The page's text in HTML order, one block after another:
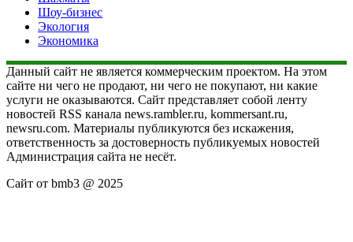
Шоу-бизнес
Экология
Экономика
Данный сайт не является коммерческим проектом. На этом
сайте ни чего не продают, ни чего не покупают, ни какие
услуги не оказываются. Сайт представляет собой ленту
новостей RSS канала news.rambler.ru, kommersant.ru,
newsru.com. Материалы публикуются без искажения,
ответственность за достоверность публикуемых новостей
Администрация сайта не несёт.
Сайт от bmb3 @ 2025